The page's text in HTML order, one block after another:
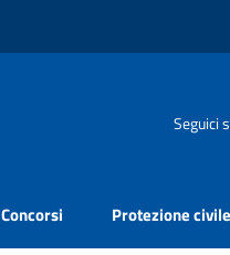
Seguici
Concorsi Protezione civile